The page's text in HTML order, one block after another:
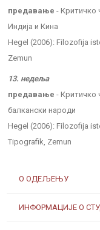
О ОДЕЉЕЊУ
ИНФОРМАЦИЈЕ О
предавање - Критичко
Индија и Кина
Hegel (2006): Filozofija
Zemun
13. недеља
предавање - Критичко
балкански народи
Hegel (2006): Filozofija
Tipografik, Zemun